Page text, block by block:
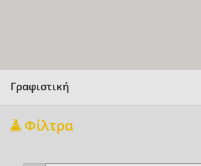
Γραφιστική
Φίλτρα